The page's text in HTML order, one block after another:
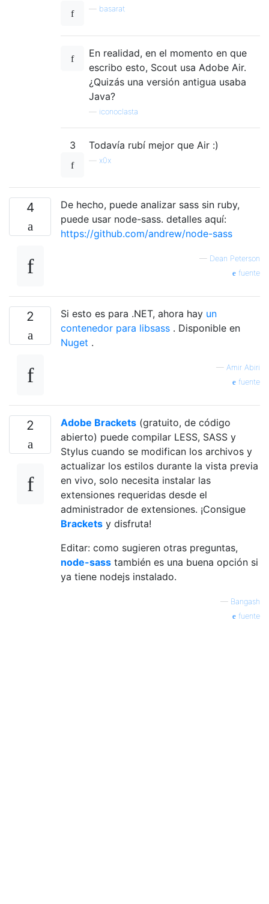
basarat
En realidad, en el momento en que
escribo esto, Scout usa Adobe Air.
¿Quizás una versión antigua usaba
Java?
iconoclasta
3 Todavía rubí mejor que Air :)
x0x
4
De hecho, puede analizar sass sin ruby,
puede usar node-sass. detalles aquí:
https://github.com/andrew/node-sass
— Dean Peterson
fuente
2 Si esto es para .NET, ahora hay un
contenedor para libsass . Disponible en
Nuget .
— Amir Abiri
fuente
2 Adobe Brackets (gratuito, de código
abierto) puede compilar LESS, SASS y
Stylus cuando se modifican los archivos y
actualizar los estilos durante la vista previa
en vivo, solo necesita instalar las
extensiones requeridas desde el
administrador de extensiones. ¡Consigue
Brackets y disfruta!
Editar: como sugieren otras preguntas,
node-sass también es una buena opción si
ya tiene nodejs instalado.
— Bangash
fuente